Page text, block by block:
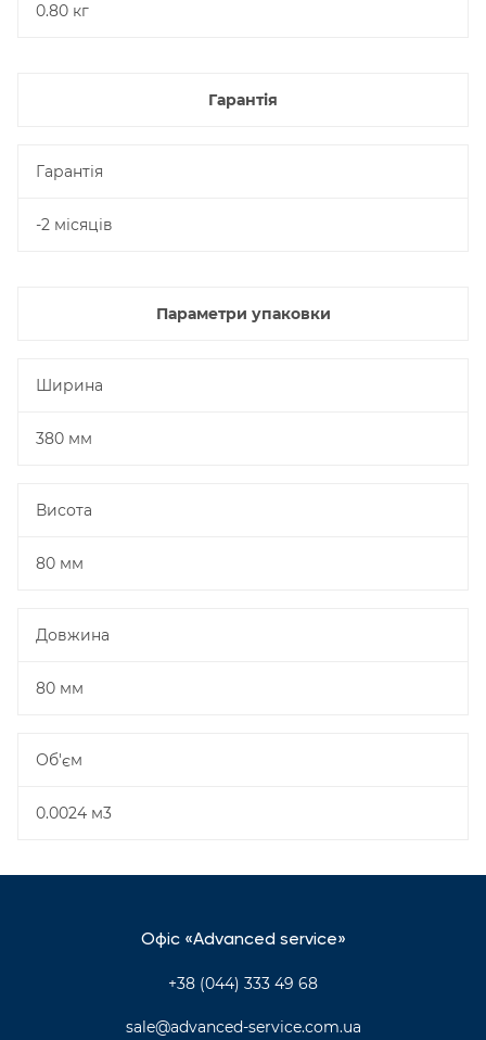
0.80 кг
Гарантія
Гарантія
-2 місяців
Параметри упаковки
Ширина
380 мм
Висота
80 мм
Довжина
80 мм
Об'єм
0.0024 м3
Офіс «Advanced service»
+38 (044) 333 49 68
sale@advanced-service.com.ua